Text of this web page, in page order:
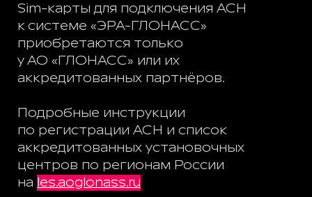
Sim-карты для подключения АСН
к системе «ЭРА-ГЛОНАСС»
приобретаются только
у АО «ГЛОНАСС» или их
аккредитованных партнёров.
Подробные инструкции
по регистрации АСН и список
аккредитованных установочных
центров по регионам России
на les.aoglonass.ru